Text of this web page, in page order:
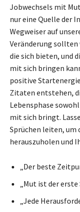
Jobwechsels mit
nur eine Quelle der
Wegweiser auf
Veränderung sollten
die sich bieten, und
mit sich bringen
positive
Zitaten entstehen,
Lebensphase
mit sich bringt.
Sprüchen leiten, um
herauszuholen und
„Der beste
„Mut ist der
„Jede